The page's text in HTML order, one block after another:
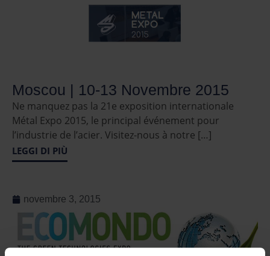
Moscou | 10-13 Novembre 2015
Ne manquez pas la 21e exposition internationale
Métal Expo 2015, le principal événement pour
l’industrie de l’acier. Visitez-nous à notre […]
LEGGI DI PIÙ
novembre 3, 2015